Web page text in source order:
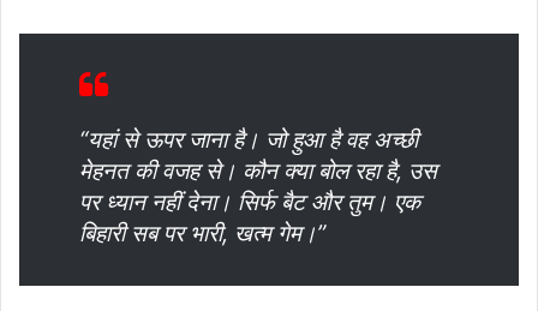
“यहां से ऊपर जाना है। जो हुआ है वह अच्छी
मेहनत की वजह से। कौन क्या बोल रहा है, उस
पर ध्यान नहीं देना। सिर्फ बैट और तुम। एक
बिहारी सब पर भारी, खत्म गेम।”